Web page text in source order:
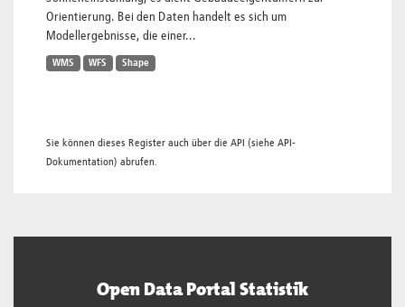
Orientierung. Bei den Daten handelt es sich um
Modellergebnisse, die einer...
WMS WFS Shape
Sie können dieses Register auch über die API (siehe API-
Dokumentation) abrufen.
Open Data Portal Statistik